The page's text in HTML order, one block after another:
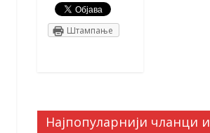
Штампање
Најпопуларнији чланци и